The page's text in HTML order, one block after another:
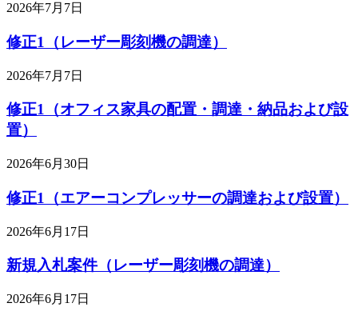
2026年7月7日
修正1（レーザー彫刻機の調達）
2026年7月7日
修正1（オフィス家具の配置・調達・納品および設
置）
2026年6月30日
修正1（エアーコンプレッサーの調達および設置）
2026年6月17日
新規入札案件（レーザー彫刻機の調達）
2026年6月17日